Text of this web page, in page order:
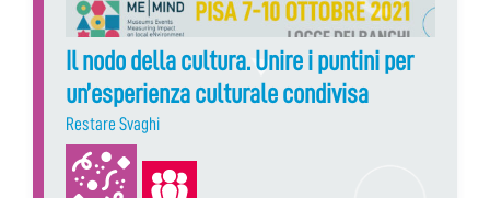
Il nodo della cultura. Unire i puntini per
un’esperienza culturale condivisa
Restare Svaghi